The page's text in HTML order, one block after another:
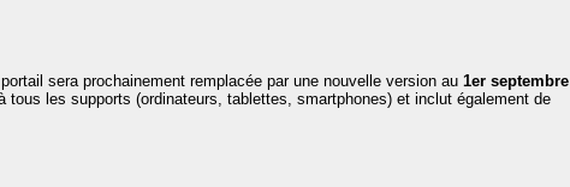
sera prochainement remplacée par une nouvelle version au 1er septembre
tous les supports (ordinateurs, tablettes, smartphones) et inclut également de